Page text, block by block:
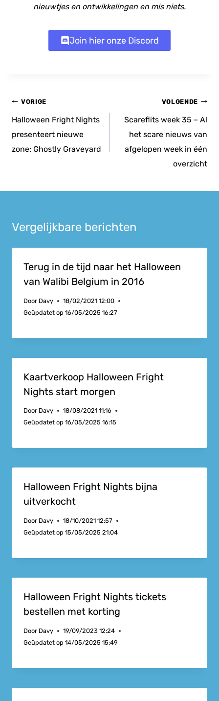
nieuwtjes en ontwikkelingen en mis niets.
Join hier onze Discord
Bericht
navigatie
VORIGE
Halloween Fright Nights
presenteert nieuwe
zone: Ghostly Graveyard
VOLGENDE
Scareflits week 35 – Al
het scare nieuws van
afgelopen week in één
overzicht
Vergelijkbare berichten
Terug in de tijd naar het Halloween
van Walibi Belgium in 2016
Door Davy
18/02/2021 12:00
Geüpdatet op 16/05/2025 16:27
Kaartverkoop Halloween Fright
Nights start morgen
Door Davy
18/08/2021 11:16
Geüpdatet op 16/05/2025 16:15
Halloween Fright Nights bijna
uitverkocht
Door Davy
18/10/2021 12:57
Geüpdatet op 15/05/2025 21:04
Halloween Fright Nights tickets
bestellen met korting
Door Davy
19/09/2023 12:24
Geüpdatet op 14/05/2025 15:49